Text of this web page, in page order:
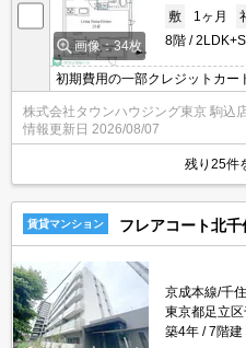
画像：34枚
敷
1ヶ月
8階
2LDK+S
初期費用の一部クレジットカー
談ください。オンライン内見相
株式会社タウンハウジング東京 駒込
情報更新日 2026/08/07
残り25件
賃貸マンション フレアコート北千
京成本線/千
東京都足立
築4年
7階建